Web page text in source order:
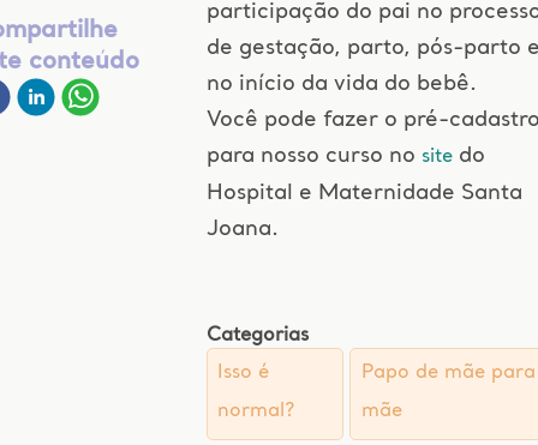
conteúdo
participação do pai no
de gestação, parto, pós-parto
no início da vida do bebê.
Você pode fazer o pré-
para nosso curso no site do
Hospital e Maternidade Santa
Joana.
Categorias
Isso é
normal?
Papo de mãe para
mãe